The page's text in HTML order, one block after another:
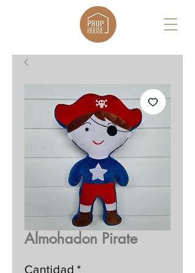
Almohadon Pirate
Cantidad *